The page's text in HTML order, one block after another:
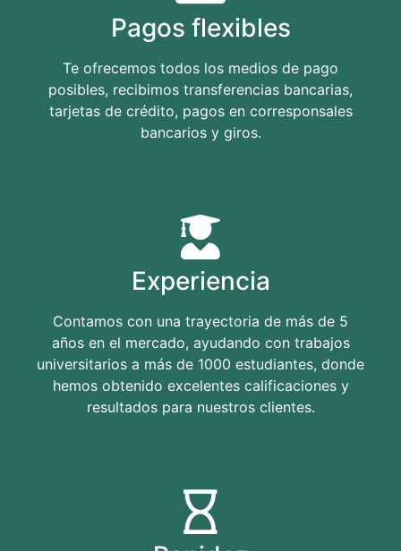
Pagos flexibles
Te ofrecemos todos los medios de pago
posibles, recibimos transferencias bancarias,
tarjetas de crédito, pagos en corresponsales
bancarios y giros.
Experiencia
Contamos con una trayectoria de más de 5
años en el mercado, ayudando con trabajos
universitarios a más de 1000 estudiantes, donde
hemos obtenido excelentes calificaciones y
resultados para nuestros clientes.